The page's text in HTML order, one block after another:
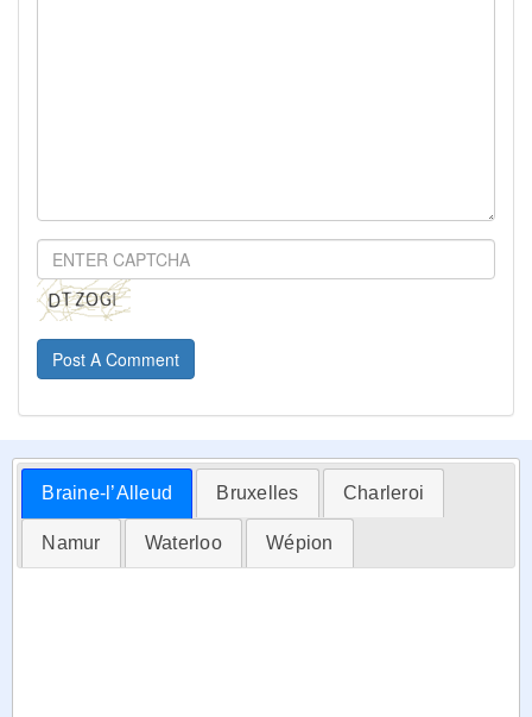
Post A Comment
Braine-l’Alleud Bruxelles Charleroi
Namur Waterloo Wépion